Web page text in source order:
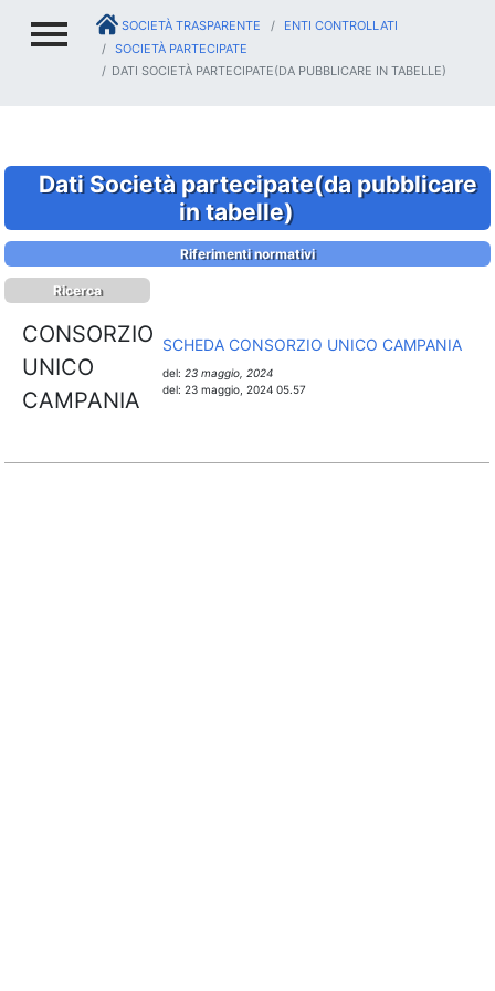
SOCIETÀ TRASPARENTE
ENTI CONTROLLATI
SOCIETÀ PARTECIPATE
DATI SOCIETÀ PARTECIPATE(DA PUBBLICARE IN TABELLE)
Dati Società partecipate(da pubblicare
in tabelle)
Riferimenti normativi
Ricerca
CONSORZIO
UNICO
CAMPANIA
SCHEDA CONSORZIO UNICO CAMPANIA
del: 23 maggio, 2024
del:23 maggio, 2024 05.57